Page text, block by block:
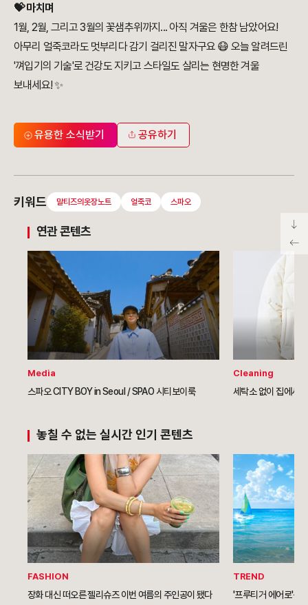
💝 마치며
1월, 2월, 그리고 3월의 꽃샘추위까지... 아직 겨울은 한참 남았어요!
아무리 얼죽코라도 멋부리다 감기 걸리진 말자구요 😷 오늘 알려드린
'껴입기의 기술'로 건강도 지키고 스타일도 살리는 현명한 겨울
보내세요! ✨
유용한 소식받기 공유하기
키워드 말티즈의옷장노트 얼죽코 스파오
연관 콘텐츠
Media
스파오 CITY BOY in Seoul / SPAO 시티보이룩
Cleaning
세탁소 없이 집에서
놓칠 수 없는 실시간 인기 콘텐츠
FASHION
장화 대신 떠오른 젤리슈즈 이번 여름의 주인공이 됐다
TREND
'프루티거 에어로'를